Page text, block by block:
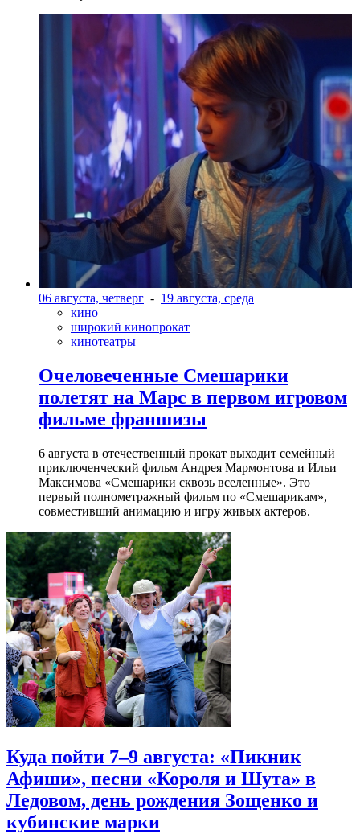
06 августа, четверг - 19 августа, среда
кино
широкий кинопрокат
кинотеатры
Очеловеченные Смешарики
полетят на Марс в первом игровом
фильме франшизы
6 августа в отечественный прокат выходит семейный
приключенческий фильм Андрея Мармонтова и Ильи
Максимова «Смешарики сквозь вселенные». Это
первый полнометражный фильм по «Смешарикам»,
совместивший анимацию и игру живых актеров.
Куда пойти 7–9 августа: «Пикник
Афиши», песни «Короля и Шута» в
Ледовом, день рождения Зощенко и
кубинские марки